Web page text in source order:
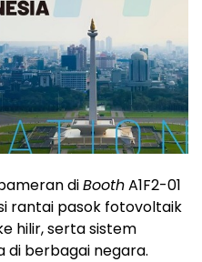
diBoothA1F2-01
rantai pasok fotovoltaik
hilir, serta sistem
di berbagai negara.